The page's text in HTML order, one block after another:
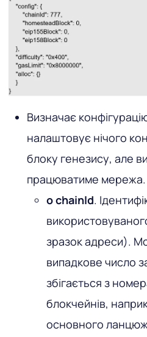
Визначає
налаштовує нічого
блоку генезису, але
працюватиме мережа.
o chainId.
зразок адреси).
випадкове число
збігається з
блокчейнів,
основного